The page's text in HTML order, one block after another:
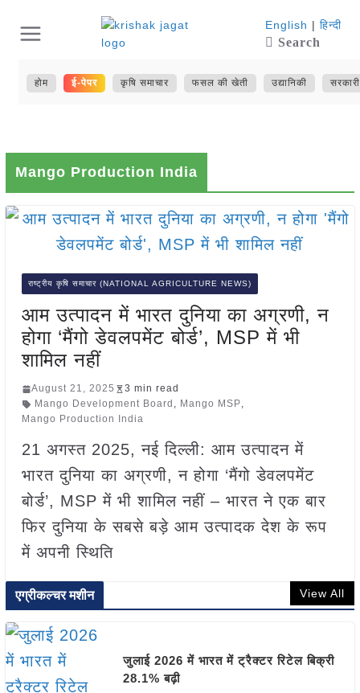
content
English | हिन्दी
Search
होम ई-पेपर कृषि समाचार फसल की खेती उद्यानिकी
Mango Production India
राष्ट्रीय कृषि समाचार (NATIONAL AGRICULTURE NEWS)
आम उत्पादन में भारत दुनिया का अग्रणी, न
होगा ‘मैंगो डेवलपमेंट बोर्ड’, MSP में भी
शामिल नहीं
August 21, 2025
3 min read
Mango Development Board , Mango MSP,
Mango Production India
21 अगस्त 2025, नई दिल्ली: आम उत्पादन में
भारत दुनिया का अग्रणी, न होगा ‘मैंगो डेवलपमेंट
बोर्ड’, MSP में भी शामिल नहीं – भारत ने एक बार
फिर दुनिया के सबसे बड़े आम उत्पादक देश के रूप
में अपनी स्थिति
एग्रीकल्चर मशीन View All
जुलाई 2026 में भारत में ट्रैक्टर रिटेल बिक्री
28.1% बढ़ी